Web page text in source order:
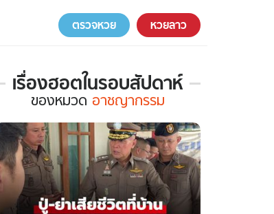
ความรู้รอบตัว
ฮาวทู
ตรวจหวย หวยลาว
เรื่องฮอตในรอบสัปดาห์
เรื่อง
น
บ
ดาห์
ง
วด
ชญากรรม
ของหมวด อาชญากรรม